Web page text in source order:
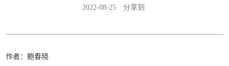
2022-08-25 分享到
作者：鲍春晓